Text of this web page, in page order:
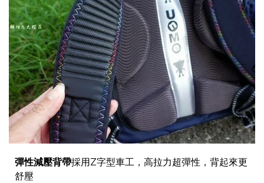
彈性減壓背帶採用Z字型車工，高拉力超彈性，背起來更
舒壓